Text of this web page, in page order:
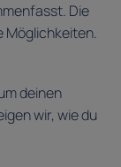
Die
Möglichkeiten.
deinen
wir, wie du